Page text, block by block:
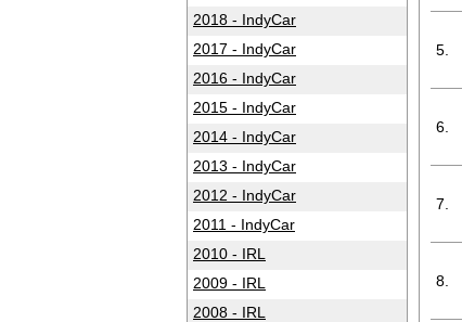
2018 - IndyCar
2017 - IndyCar
2016 - IndyCar
2015 - IndyCar
2014 - IndyCar
2013 - IndyCar
2012 - IndyCar
2011 - IndyCar
2010 - IRL
2009 - IRL
2008 - IRL
5.
6.
7.
8.